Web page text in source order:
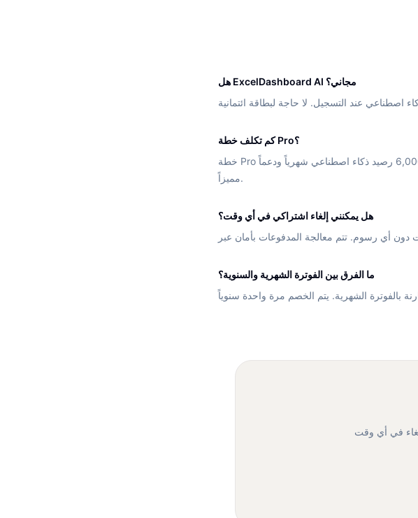
هل ExcelDashboard AI مجاني؟
كم تكلف خطة Pro؟
خطة Pro بـ $49 شهرياً (أو $36.75 شهرياً مع الدفع السنوي، بتوفير 25%). تشمل 6,000 رصيد ذكاء اصطناعي شهرياً ودعماً
مميزاً.
هل يمكنني إلغاء اشتراكي في أي وقت؟
ما الفرق بين الفوترة الشهرية والسنوية؟